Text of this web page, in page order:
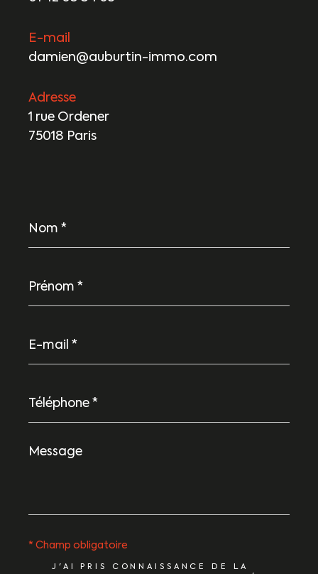
E-mail
damien@auburtin-immo.com
Adresse
1 rue Ordener
75018 Paris
*
*
mail
*
Message
J'AI PRIS CONNAISSANCE DE LA
* Champ obligatoire